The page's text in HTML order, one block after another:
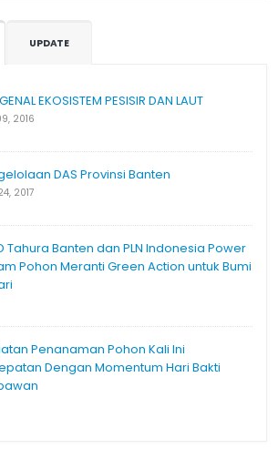
UPDATE
EKOSISTEM PESISIR DAN LAUT
2016
DAS Provinsi Banten
2017
Tahura Banten dan PLN Indonesia Power
Pohon Meranti Green Action untuk Bumi
Penanaman Pohon Kali Ini
Dengan Momentum Hari Bakti